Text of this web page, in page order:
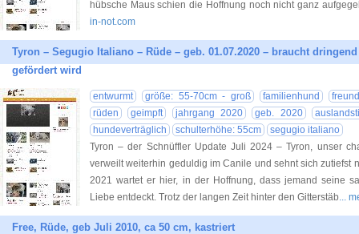
hübsche Maus schien die Hoffnung noch nicht ganz
in-not.com
Tyron – Segugio Italiano – Rüde – geb. 01.07.2020 – braucht
gefördert wird
entwurmt größe: 55-70cm - groß familienhund
rüden
geimpft jahrgang 2020 geb. 2020
hundeverträglich
schulterhöhe: 55cm
segugio italiano
Tyron – der Schnüffler Update Juli 2024 – Tyron, unser
verweilt weiterhin geduldig im Canile und sehnt sich zutiefst
2021 wartet er hier, in der Hoffnung, dass jemand seine
Liebe entdeckt. Trotz der langen Zeit hinter den Gitterstäb...
Free, Rüde, geb Juli 2010, ca 50 cm, kastriert